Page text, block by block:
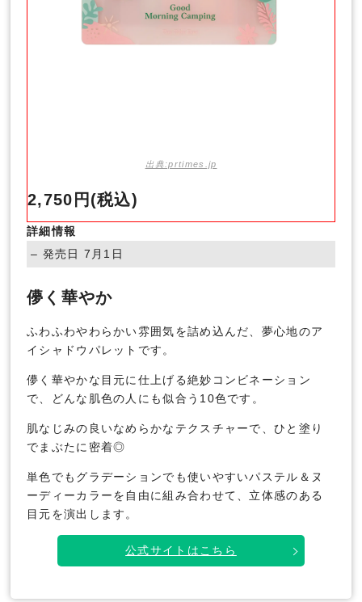
出典:prtimes.jp
2,750円(税込)
詳細情報
– 発売日 7月1日
儚く華やか
ふわふわやわらかい雰囲気を詰め込んだ、夢心地のア
イシャドウパレットです。
儚く華やかな目元に仕上げる絶妙コンビネーション
で、どんな肌色の人にも似合う10色です。
肌なじみの良いなめらかなテクスチャーで、ひと塗り
でまぶたに密着◎
単色でもグラデーションでも使いやすいパステル＆ヌ
ーディーカラーを自由に組み合わせて、立体感のある
目元を演出します。
公式サイトはこちら